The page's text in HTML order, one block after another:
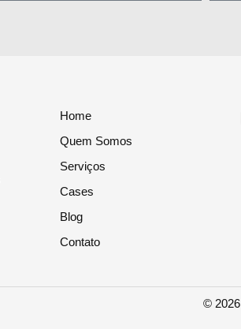
Home
Quem Somos
Serviços
Cases
Blog
Contato
©